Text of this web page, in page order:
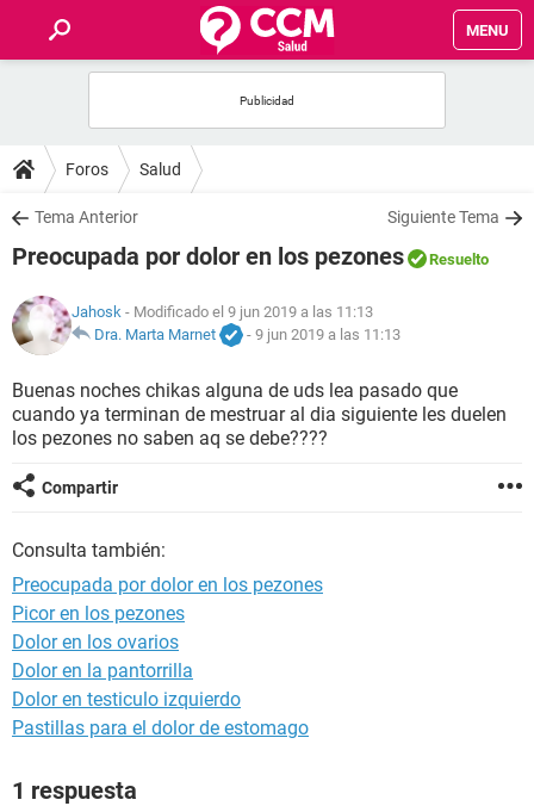
MENU
FOROS
SALUD
NUTRICIÓN
BIENESTAR
Foros Salud
Tema Anterior Siguiente Tema
Preocupada por dolor en los pezones Resuelto
Jahosk - Modificado el 9 jun 2019 a las 11:13
Dra. Marta Marnet
- 9 jun 2019 a las 11:13
Buenas noches chikas alguna de uds lea pasado que
cuando ya terminan de mestruar al dia siguiente les duelen
los pezones no saben aq se debe????
Compartir
Consulta también:
Preocupada por dolor en los pezones
Picor en los pezones
Dolor en los ovarios
Dolor en la pantorrilla
Dolor en testiculo izquierdo
Pastillas para el dolor de estomago
1 respuesta